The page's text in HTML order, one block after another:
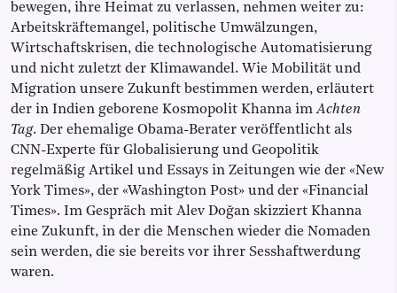
bewegen, ihre Heimat zu verlassen, nehmen weiter zu:
Arbeitskräftemangel, politische Umwälzungen,
Wirtschaftskrisen, die technologische Automatisierung
und nicht zuletzt der Klimawandel. Wie Mobilität und
Migration unsere Zukunft bestimmen werden, erläutert
der in Indien geborene Kosmopolit Khanna imAchten
Tag. Der ehemalige Obama-Berater veröffentlicht als
CNN-Experte für Globalisierung und Geopolitik
regelmäßig Artikel und Essays in Zeitungen wie der «New
York Times», der «Washington Post» und der «Financial
Times». Im Gespräch mit Alev Doğan skizziert Khanna
eine Zukunft, in der die Menschen wieder die Nomaden
sein werden, die sie bereits vor ihrer Sesshaftwerdung
waren.